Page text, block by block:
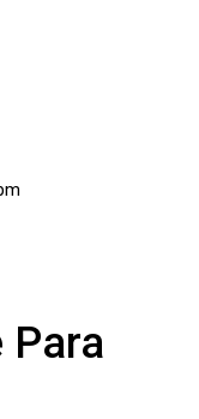
Para